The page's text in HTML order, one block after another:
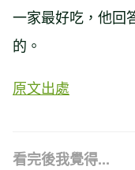
一家最好吃，他回
的。
原文出處
看完後我覺得...